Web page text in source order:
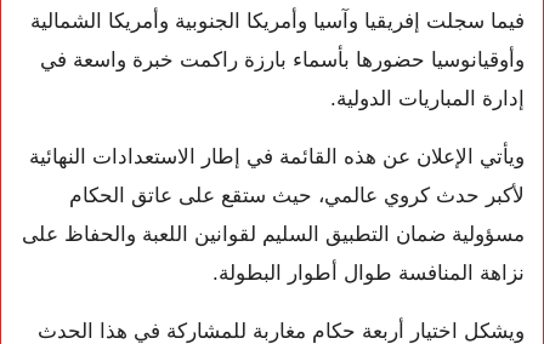
فيما سجلت إفريقيا وآسيا وأمريكا الجنوبية وأمريكا الشمالية
وأوقيانوسيا حضورها بأسماء بارزة راكمت خبرة واسعة في
إدارة المباريات الدولية.
ويأتي الإعلان عن هذه القائمة في إطار الاستعدادات النهائية
لأكبر حدث كروي عالمي، حيث ستقع على عاتق الحكام
مسؤولية ضمان التطبيق السليم لقوانين اللعبة والحفاظ على
نزاهة المنافسة طوال أطوار البطولة.
ويشكل اختيار أربعة حكام مغاربة للمشاركة في هذا الحدث